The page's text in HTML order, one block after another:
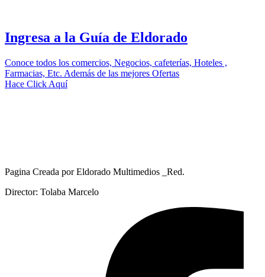
Ingresa a la Guía de Eldorado
Conoce todos los comercios, Negocios, cafeterías, Hoteles ,
Farmacias, Etc. Además de las mejores Ofertas
Hace Click Aquí
Pagina Creada por Eldorado Multimedios _Red.
Director: Tolaba Marcelo